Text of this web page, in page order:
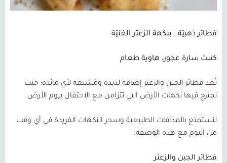
فطائر ذهبيّة.. بنكهة الزعتر الغنيّة
كتبت سارة عجور، هاوية طعام
تُعد فطائر الجبن والزعتر إضافة لذيذة ومُشبعة لأي مائدة؛ حيث
تمتزج فيها نكهات الأرض التي تتزامن مع الاحتفال بيوم الأرض.
لنستمتع بالمذاقات الطبيعية وسحر النكهات الفريدة في أي وقت
من اليوم مع هذه الوصفة.
فطائر الجبن والزعتر